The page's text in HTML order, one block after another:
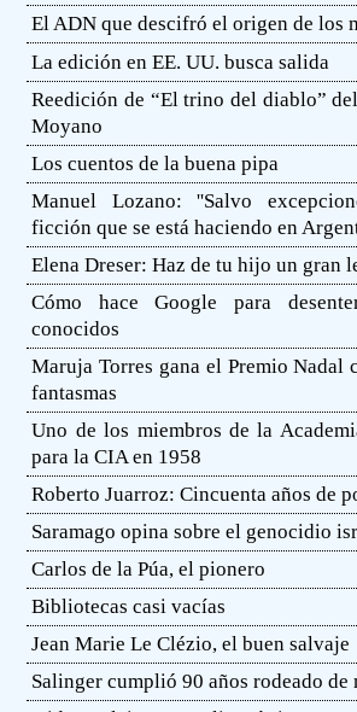
El ADN que descifró el origen de los
La edición en EE. UU. busca salida
Reedición de “El trino del diablo”
Moyano
Los cuentos de la buena pipa
Manuel Lozano: ''Salvo
ficción que se está haciendo en
Elena Dreser: Haz de tu hijo un gran
Cómo hace Google para
conocidos
Maruja Torres gana el Premio Nadal
fantasmas
Uno de los miembros de la
para la CIA en 1958
Roberto Juarroz: Cincuenta años de
Saramago opina sobre el genocidio
Carlos de la Púa, el pionero
Bibliotecas casi vacías
Jean Marie Le Clézio, el buen salvaje
Salinger cumplió 90 años rodeado de